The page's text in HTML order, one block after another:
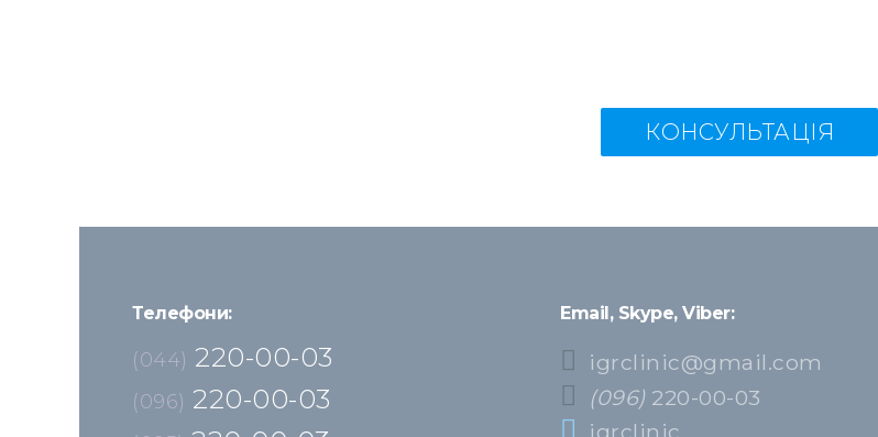
КОНСУЛЬТАЦІЯ
Телефони:
(044) 220-00-03
(096) 220-00-03
Email, Skype, Viber:
igrclinic@gmail.com
(096) 220-00-03